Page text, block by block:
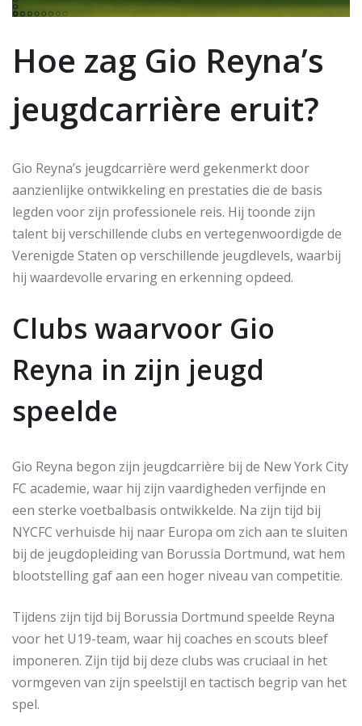
Hoe zag Gio Reyna’s
jeugdcarrière eruit?
Gio Reyna’s jeugdcarrière werd gekenmerkt door
aanzienlijke ontwikkeling en prestaties die de basis
legden voor zijn professionele reis. Hij toonde zijn
talent bij verschillende clubs en vertegenwoordigde de
Verenigde Staten op verschillende jeugdlevels, waarbij
hij waardevolle ervaring en erkenning opdeed.
Clubs waarvoor Gio
Reyna in zijn jeugd
speelde
Gio Reyna begon zijn jeugdcarrière bij de New York City
FC academie, waar hij zijn vaardigheden verfijnde en
een sterke voetbalbasis ontwikkelde. Na zijn tijd bij
NYCFC verhuisde hij naar Europa om zich aan te sluiten
bij de jeugdopleiding van Borussia Dortmund, wat hem
blootstelling gaf aan een hoger niveau van competitie.
Tijdens zijn tijd bij Borussia Dortmund speelde Reyna
voor het U19-team, waar hij coaches en scouts bleef
imponeren. Zijn tijd bij deze clubs was cruciaal in het
vormgeven van zijn speelstijl en tactisch begrip van het
spel.